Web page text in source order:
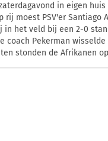
in eigen
rij moest PSV'er Santiago
in het veld bij een 2-0
coach Pekerman
stonden de Afrikanen